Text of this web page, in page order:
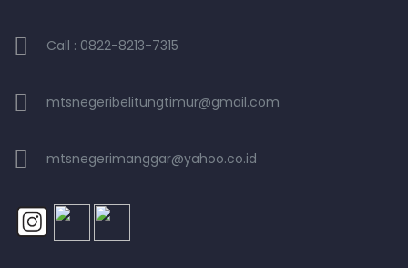
Call : 0822-8213-7315
mtsnegeribelitungtimur@gmail.com
mtsnegerimanggar@yahoo.co.id